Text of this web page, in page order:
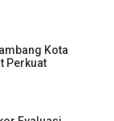
Kota
Perkuat